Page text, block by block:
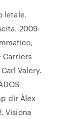
letale.
2009-
Carriers
Valery.
dir Àlex
Visiona